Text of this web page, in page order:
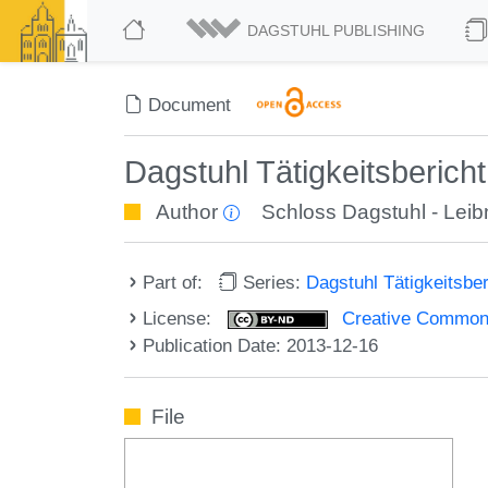
DAGSTUHL PUBLISHING
Document
Dagstuhl
Author Schloss Dagstuhl -
Part of: Series: Dagstuhl
License:
Creative
Publication Date: 2013-12-16
File